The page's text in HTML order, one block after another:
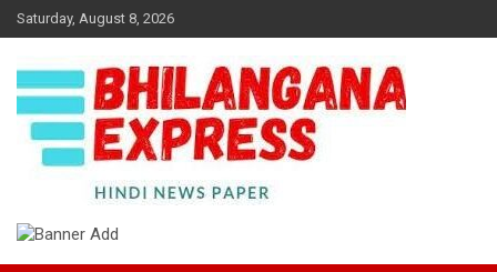
Skip
to
Saturday, August 8, 2026
Bhilangana Express